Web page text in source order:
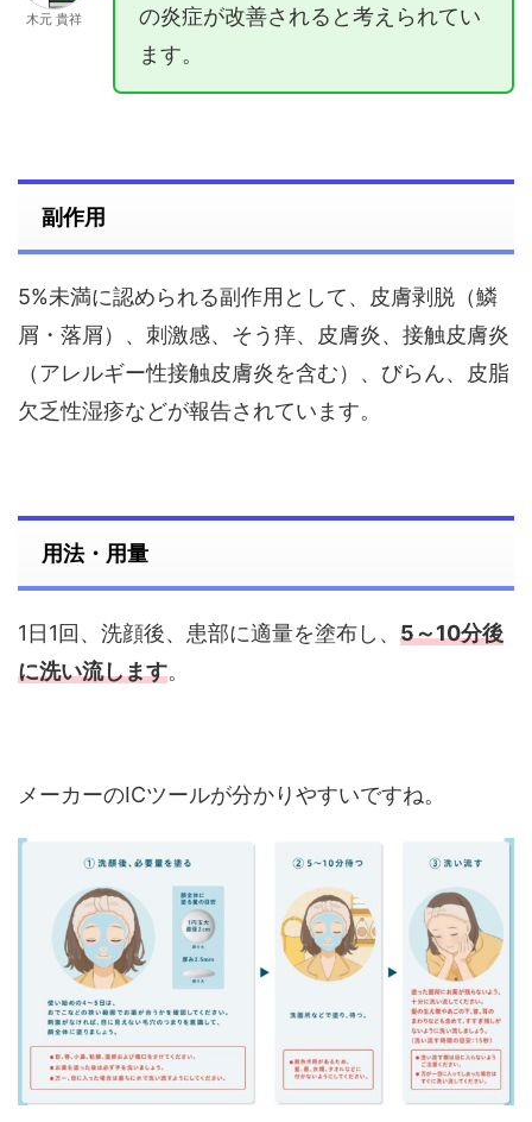
木元 貴祥
の炎症が改善されると考えられてい
ます。
副作用
5%未満に認められる副作用として、皮膚剥脱（鱗
屑・落屑）、刺激感、そう痒、皮膚炎、接触皮膚炎
（アレルギー性接触皮膚炎を含む）、びらん、皮脂
欠乏性湿疹などが報告されています。
用法・用量
1日1回、洗顔後、患部に適量を塗布し、 5～10分後
に洗い流します。
メーカーのICツールが分かりやすいですね。